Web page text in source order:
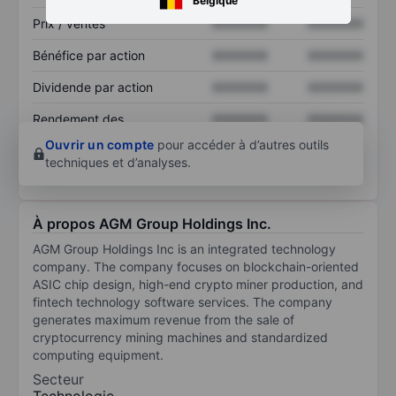
Prix / ventes XXXXXXX XXXXXXX
Bénéfice par action
Dividende par action
Rendement des
XXXXXXX
XXXXXXX
Ouvrir un compte pour accéder à d’autres outils
techniques et d’analyses.
À propos AGM Group Holdings Inc.
AGM Group Holdings Inc is an integrated technology
company. The company focuses on blockchain-oriented
ASIC chip design, high-end crypto miner production, and
fintech technology software services. The company
generates maximum revenue from the sale of
cryptocurrency mining machines and standardized
computing equipment.
Secteur